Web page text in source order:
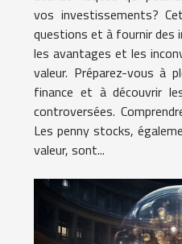
vos investissements?
questions et à fournir des
les avantages et les
valeur. Préparez-vous à
finance et à découvrir
controversées.
Les penny stocks,
valeur, sont...